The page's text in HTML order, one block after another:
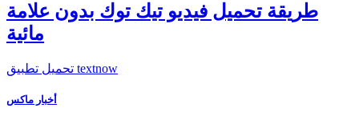
طريقة تحميل فيديو تيك توك بدون علامة
مائية
تحميل تطبيق textnow
أخبار ماكس